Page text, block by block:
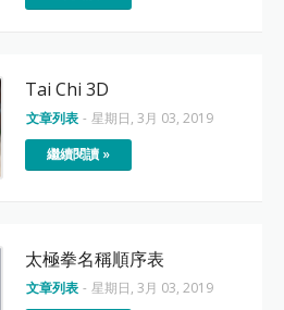
Tai Chi 3D
文章列表 - 星期日, 3月 03, 2019
繼續閱讀 »
太極拳名稱順序表
文章列表 - 星期日, 3月 03, 2019